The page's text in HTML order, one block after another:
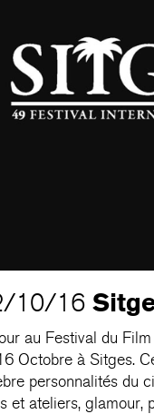
10/16
au Festival du
Octobre à Sitges.
personnalités du
et ateliers, glamour,